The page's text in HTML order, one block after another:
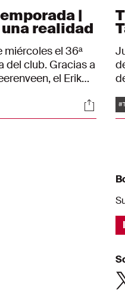
|
una realidad
miércoles el 36ª
del club. Gracias a
el Erik
resumen de la
el Ajax ha